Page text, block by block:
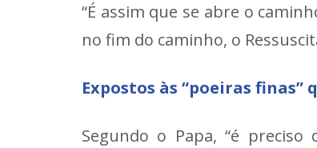
“É assim que se abre o
no fim do caminho, o
Expostos às “poeiras finas”
Segundo o Papa, “é